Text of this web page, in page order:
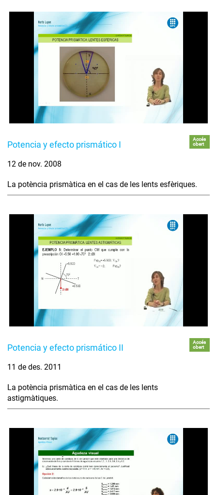
Potencia y efecto prismático I
Accés
obert
12 de nov. 2008
La potència prismàtica en el cas de les lents esfèriques.
Potencia y efecto prismático II
Accés
obert
11 de des. 2011
La potència prismàtica en el cas de les lents
astigmàtiques.